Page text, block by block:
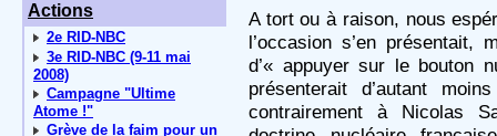
Actions
2e RID-NBC
3e RID-NBC (9-11 mai
2008)
Campagne "Ultime
Atome !"
Grève de la faim pour un
A tort ou à raison, nous
l’occasion s’en présentait,
d’« appuyer sur le bouton
présenterait d’autant
contrairement à Nicolas